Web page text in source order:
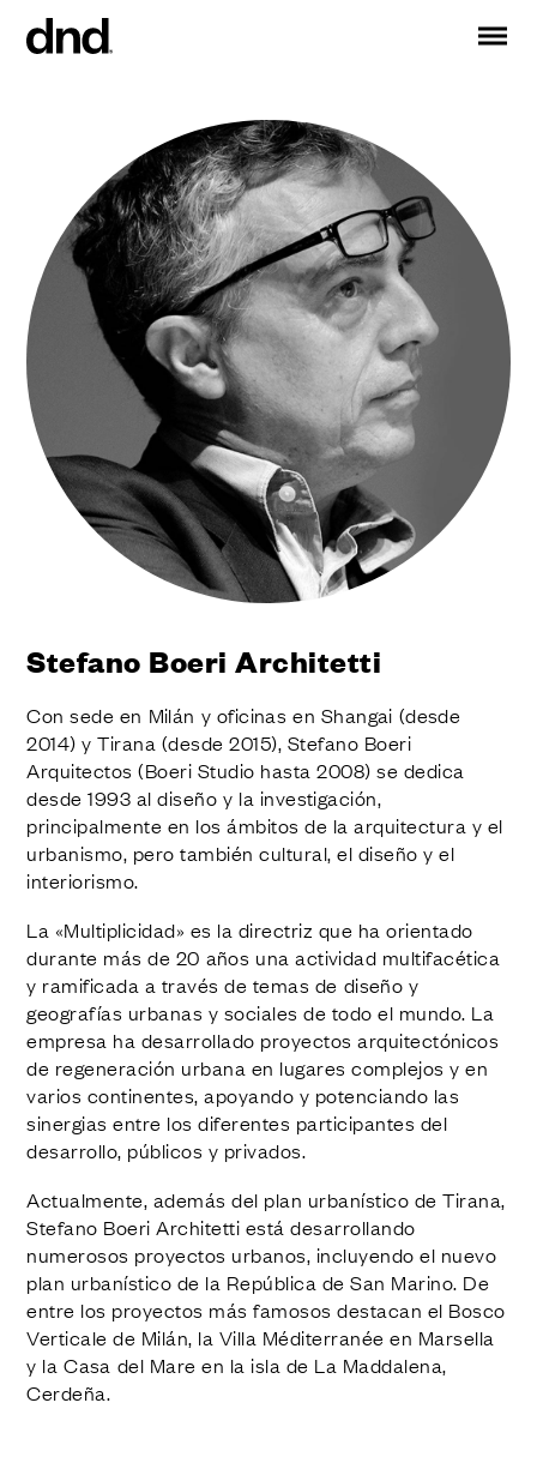
EN ES FR DE
PRODUCTOS
Todos los productos
Manijas para puertas
Manijas para ventanas
Tiradores para puertas y portones
Manija personalizadas
Pomos para puertas
Pomos y accesorios para muebles
Manijas para puertas correderas
Manillas para puertas correderas elevadoras
ACABADOS
SISTEMAS
CONTACTOS
Stefano Boeri Architetti
Con sede en Milán y oficinas en Shangai (desde
2014) y Tirana (desde 2015), Stefano Boeri
Arquitectos (Boeri Studio hasta 2008) se dedica
desde 1993 al diseño y la investigación,
principalmente en los ámbitos de la arquitectura y el
urbanismo, pero también cultural, el diseño y el
interiorismo.
La «Multiplicidad» es la directriz que ha orientado
durante más de 20 años una actividad multifacética
y ramificada a través de temas de diseño y
geografías urbanas y sociales de todo el mundo. La
empresa ha desarrollado proyectos arquitectónicos
de regeneración urbana en lugares complejos y en
varios continentes, apoyando y potenciando las
sinergias entre los diferentes participantes del
desarrollo, públicos y privados.
Actualmente, además del plan urbanístico de Tirana,
Stefano Boeri Architetti está desarrollando
numerosos proyectos urbanos, incluyendo el nuevo
plan urbanístico de la República de San Marino. De
entre los proyectos más famosos destacan el Bosco
Verticale de Milán, la Villa Méditerranée en Marsella
y la Casa del Mare en la isla de La Maddalena,
Cerdeña.